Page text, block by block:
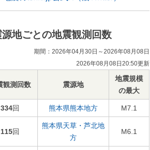
源地ごとの地震観測回数
期間：2026年04月30日～2026年08月08日
2026年08月08日20:50更新
観測回数 震源地
地震規模
の最大
334回 熊本県熊本地方 M7.1
115回
熊本県天草・芦北地
方
M6.1